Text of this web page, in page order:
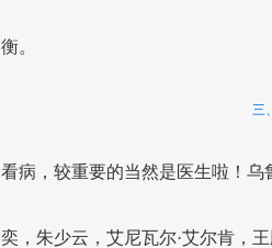
衡。
三
看病，较重要的当然是医生啦！
奕，朱少云，艾尼瓦尔·艾尔肯，